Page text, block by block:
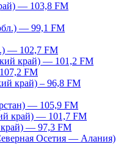
— 103,8 FM
— 99,1 FM
— 102,7 FM
край) — 101,2 FM
FM
край) – 96,8 FM
— 105,9 FM
край) — 101,7 FM
— 97,3 FM
Осетия — Алания)